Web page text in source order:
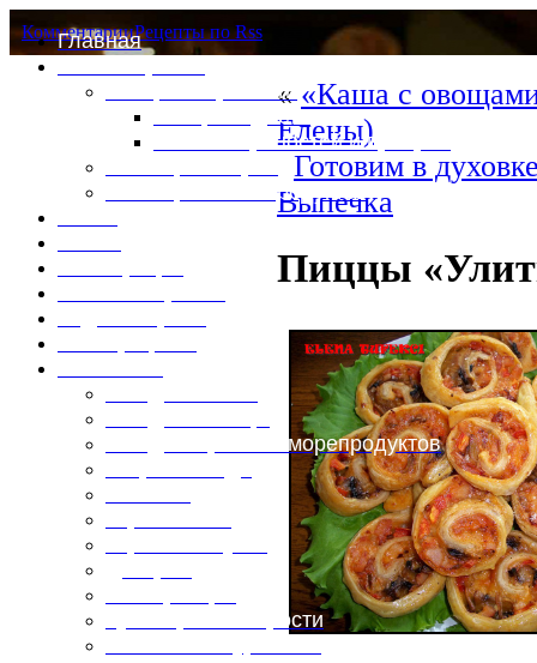
Главная
Специи и пряности
Специи и диета
Каталог пряностей и приправ
Таблица массы продуктов
Блюда из рыбы и морепродуктов
Кулинарные хитрости
КомментарииРецепты по Rss
««Каша с
Елены)
Готовим в
Выпечка
Пиццы